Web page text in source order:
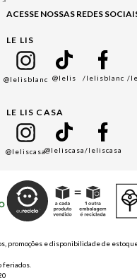
ACESSE NOSSAS REDES
LE LIS
@lelisblanc @lelis /lelisblanc /
LE LIS CASA
@leliscasa@leliscasa/leliscasa
promoções e disponibilidade de
feriados.